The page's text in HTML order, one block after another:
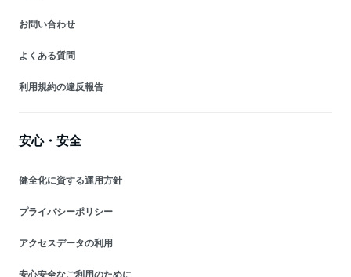
お問い合わせ
よくある質問
利用規約の違反報告
安心・安全
健全化に資する運用方針
プライバシーポリシー
アクセスデータの利用
安心安全なご利用のために